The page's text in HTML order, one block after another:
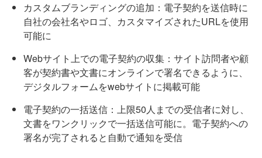
カスタムブランディングの追加：電子契約を送信時に
自社の会社名やロゴ、カスタマイズされたURLを使用
可能に
Webサイト上での電子契約の収集：サイト訪問者や顧
客が契約書や文書にオンラインで署名できるように、
デジタルフォームをwebサイトに掲載可能
電子契約の一括送信：上限50人までの受信者に対し、
文書をワンクリックで一括送信可能に。電子契約への
署名が完了されると自動で通知を受信